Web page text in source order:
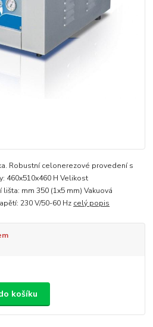
Robustní celonerezové provedení s
460x510x460 H Velikost
mm 350 (1x5 mm) Vakuová
230 V/50-60 Hz celý popis
košíku